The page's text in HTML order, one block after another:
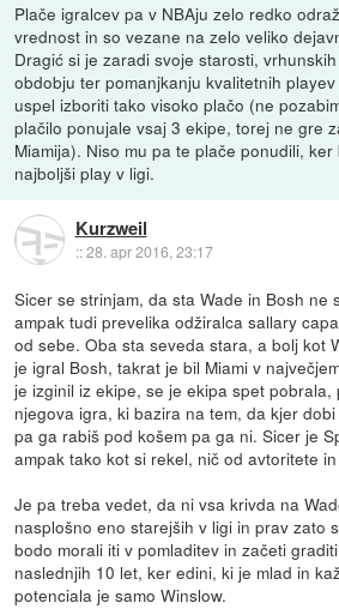
Plače igralcev pa v NBAju zelo redko
vrednost in so vezane na zelo veliko
Dragić si je zaradi svoje starosti,
obdobju ter pomanjkanju kvalitetnih
uspel izboriti tako visoko plačo (ne
plačilo ponujale vsaj 3 ekipe, torej ne gre
Miamija). Niso mu pa te plače ponudili,
najboljši play v ligi.
Kurzweil
::28. apr 2016, 23:17
Sicer se strinjam, da sta Wade in Bosh ne
ampak tudi prevelika odžiralca sallary
od sebe. Oba sta seveda stara, a bolj kot
je igral Bosh, takrat je bil Miami v
je izginil iz ekipe, se je ekipa spet pobrala,
njegova igra, ki bazira na tem, da kjer
pa ga rabiš pod košem pa ga ni. Sicer je
ampak tako kot si rekel, nič od avtoritete
Je pa treba vedet, da ni vsa krivda na
nasplošno eno starejših v ligi in prav zato
bodo morali iti v pomladitev in začeti
naslednjih 10 let, ker edini, ki je mlad in
potenciala je samo Winslow.